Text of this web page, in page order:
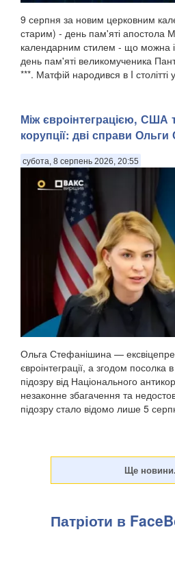
9 серпня за новим церковним
старим) - день пам'яті апостола
календарним стилем - що можна
день пам'яті великомученика
***. Матфій народився в I
Між євроінтеграцією, США
корупції: дві справи
субота, 8 серпень 2026, 20:55
Ольга Стефанішина —
євроінтеграції, а згодом
підозру від Національного
незаконне збагачення та
підозру стало відомо лише 5
Патріоти в